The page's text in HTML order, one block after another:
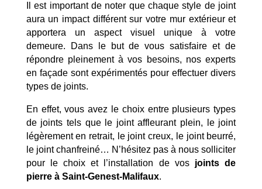
Il est important de noter que chaque style de joint
aura un impact différent sur votre mur extérieur et
apportera un aspect visuel unique à votre
demeure. Dans le but de vous satisfaire et de
répondre pleinement à vos besoins, nos experts
en façade sont expérimentés pour effectuer divers
types de joints.
En effet, vous avez le choix entre plusieurs types
de joints tels que le joint affleurant plein, le joint
légèrement en retrait, le joint creux, le joint beurré,
le joint chanfreiné… N’hésitez pas à nous solliciter
pour le choix et l’installation de vos joints de
pierre à Saint-Genest-Malifaux.